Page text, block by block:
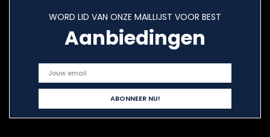
WORD LID VAN ONZE MAILLIJST VOOR BEST
Aanbiedingen